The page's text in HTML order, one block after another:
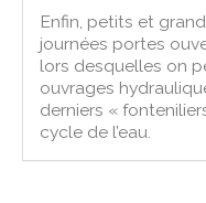
Enfin, petits et
journées portes
lors desquelles on
ouvrages
derniers «
cycle de l’eau.